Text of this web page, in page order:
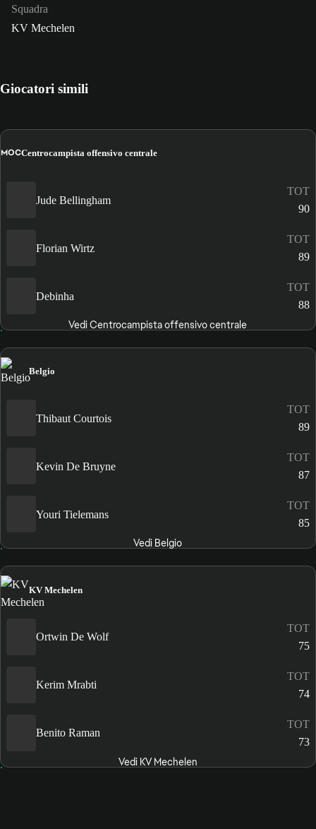
Squadra
KV Mechelen
Giocatori simili
MOCCentrocampista offensivo centrale
Jude Bellingham
TOT
90
Florian Wirtz
TOT
89
Debinha
TOT
88
Vedi Centrocampista offensivo centrale
Belgio
Thibaut Courtois
TOT
89
Kevin De Bruyne
TOT
87
Youri Tielemans
TOT
85
Vedi Belgio
KV Mechelen
Ortwin De Wolf
TOT
75
Kerim Mrabti
TOT
74
Benito Raman
TOT
73
Vedi KV Mechelen